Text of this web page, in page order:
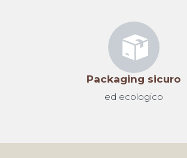
Packaging sicuro
ed ecologico